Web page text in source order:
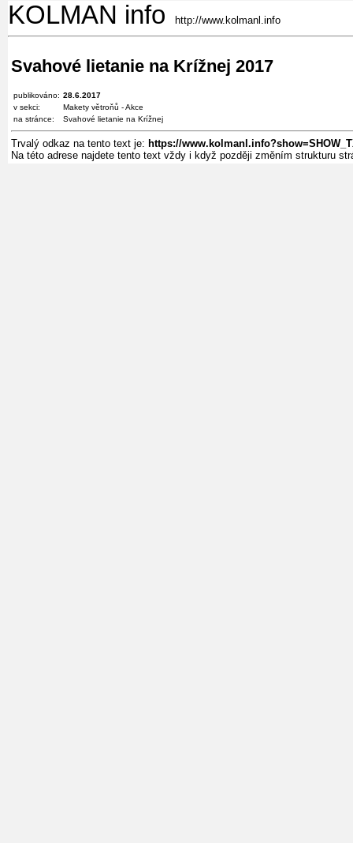
KOLMAN info http://www.kolmanl.info
Svahové lietanie na Krížnej 2017
publikováno: 28.6.2017
v sekci:
Makety větroňů - Akce
na stránce:
Svahové lietanie na Krížnej
Trvalý odkaz na tento text je: https://
Na této adrese najdete tento text vždy i když později změním strukturu